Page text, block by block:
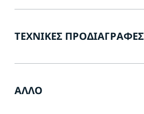
ΤΕΧΝΙΚΈΣ ΠΡΟΔΙΑΓΡΑΦΈΣ
ΆΛΛΟ